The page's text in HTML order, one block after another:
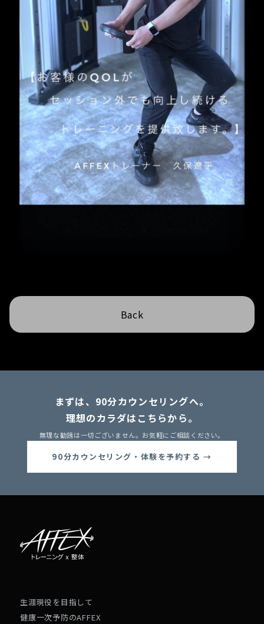
Back
まずは、90分カウンセリングへ。
理想のカラダはこちらから。
無理な勧誘は一切ございません。お気軽にご相談ください。
90分カウンセリング・体験を予約する →
生涯現役を目指して
健康一次予防のAFFEX